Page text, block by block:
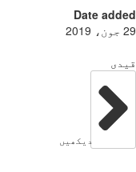
Date added
29 جون، 2019
قیدی
دیکھیں